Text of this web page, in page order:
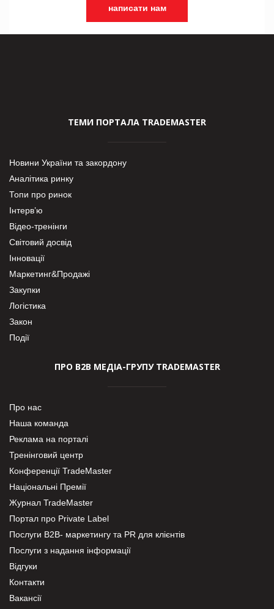
написати нам
ТЕМИ ПОРТАЛА TRADEMASTER
Новини України та закордону
Аналітика ринку
Топи про ринок
Інтерв’ю
Відео-тренінги
Світовий досвід
Інновації
Маркетинг&Продажі
Закупки
Логістика
Закон
Події
ПРО В2В МЕДІА-ГРУПУ TRADEMASTER
Про нас
Наша команда
Реклама на порталі
Тренінговий центр
Конференції TradeMaster
Національні Премії
Журнал TradeMaster
Портал про Private Label
Послуги В2В- маркетингу та PR для клієнтів
Послуги з надання інформації
Відгуки
Контакти
Вакансії